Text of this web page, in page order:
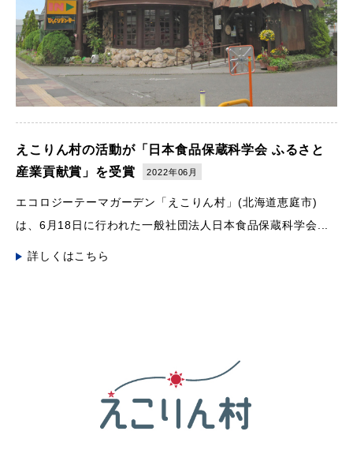
えこりん村の活動が「日本食品保蔵科学会 ふるさと
産業貢献賞」を受賞
2022年06月
エコロジーテーマガーデン「えこりん村」(北海道恵庭市)
は、6月18日に行われた一般社団法人日本食品保蔵科学会...
詳しくはこちら